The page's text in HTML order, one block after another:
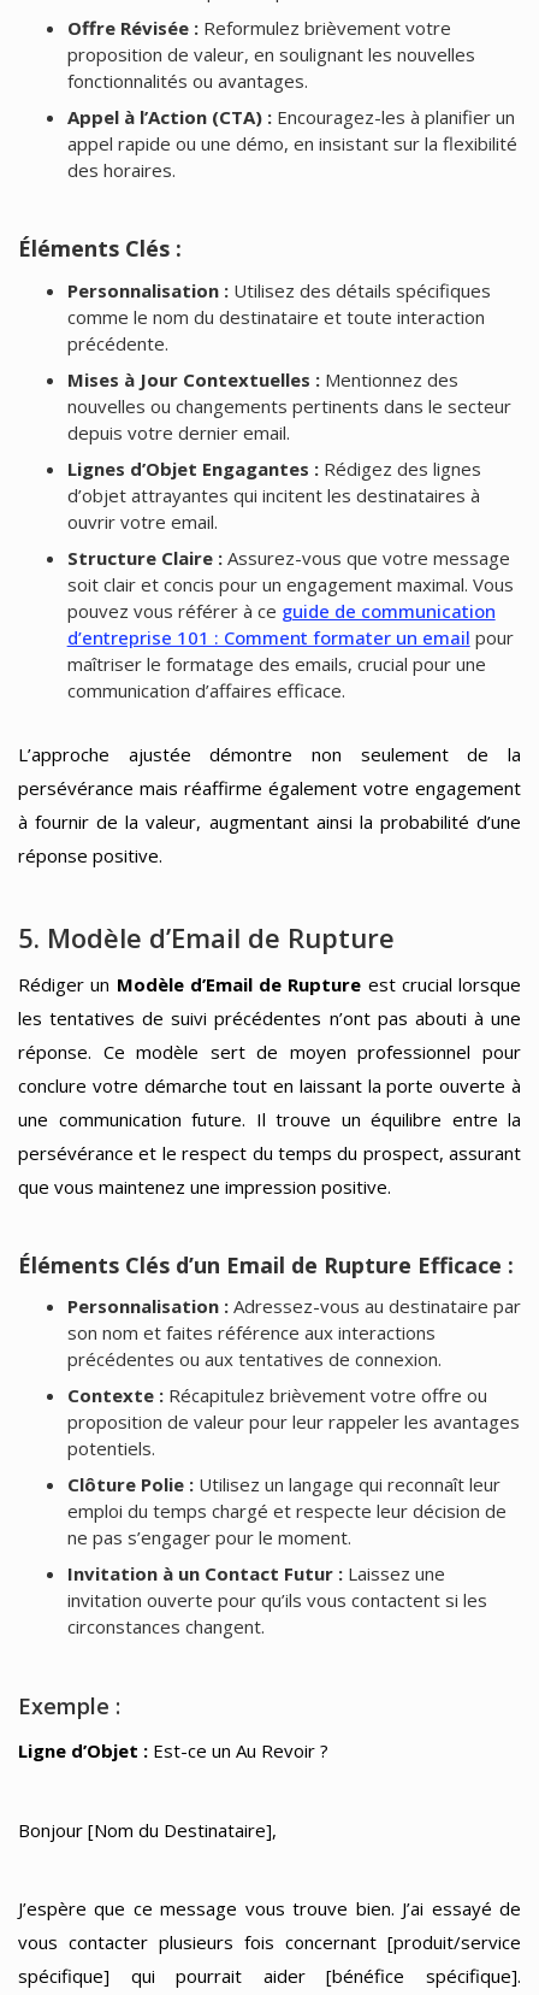
Offre Révisée :Reformulez brièvement votre
proposition de valeur, en soulignant les nouvelles
fonctionnalités ou avantages.
Appel à l’Action (CTA) :Encouragez-les à planifier un
appel rapide ou une démo, en insistant sur la flexibilité
des horaires.
Éléments Clés :
Personnalisation :Utilisez des détails spécifiques
comme le nom du destinataire et toute interaction
précédente.
Mises à Jour Contextuelles :Mentionnez des
nouvelles ou changements pertinents dans le secteur
depuis votre dernier email.
Lignes d’Objet Engagantes :Rédigez des lignes
d’objet attrayantes qui incitent les destinataires à
ouvrir votre email.
Structure Claire :Assurez-vous que votre message
soit clair et concis pour un engagement maximal. Vous
pouvez vous référer à ce guide de communication
d’entreprise 101 : Comment formater un email pour
maîtriser le formatage des emails, crucial pour une
communication d’affaires efficace.
L’approche ajustée démontre non seulement de la
persévérance mais réaffirme également votre engagement
à fournir de la valeur, augmentant ainsi la probabilité d’une
réponse positive.
5. Modèle d’Email de Rupture
Rédiger un Modèle d’Email de Rupture est crucial lorsque
les tentatives de suivi précédentes n’ont pas abouti à une
réponse. Ce modèle sert de moyen professionnel pour
conclure votre démarche tout en laissant la porte ouverte à
une communication future. Il trouve un équilibre entre la
persévérance et le respect du temps du prospect, assurant
que vous maintenez une impression positive.
Éléments Clés d’un Email de Rupture Efficace :
Personnalisation :Adressez-vous au destinataire par
son nom et faites référence aux interactions
précédentes ou aux tentatives de connexion.
Contexte :Récapitulez brièvement votre offre ou
proposition de valeur pour leur rappeler les avantages
potentiels.
Clôture Polie :Utilisez un langage qui reconnaît leur
emploi du temps chargé et respecte leur décision de
ne pas s’engager pour le moment.
Invitation à un Contact Futur :Laissez une
invitation ouverte pour qu’ils vous contactent si les
circonstances changent.
Exemple :
Ligne d’Objet : Est-ce un Au Revoir ?
Bonjour [Nom du Destinataire],
J’espère que ce message vous trouve bien. J’ai essayé de
vous contacter plusieurs fois concernant [produit/service
spécifique] qui pourrait aider [bénéfice spécifique].